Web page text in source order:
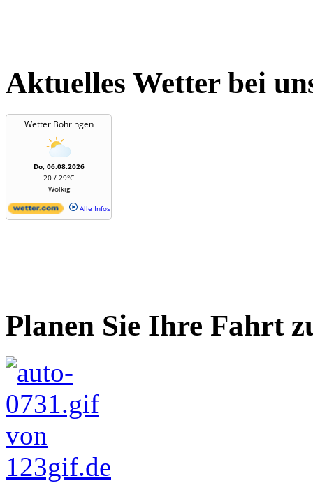
Aktuelles Wetter bei
Wetter Böhringen
Do, 06.08.2026
20 / 29°C
Wolkig
Alle Infos
Planen Sie Ihre Fahrt